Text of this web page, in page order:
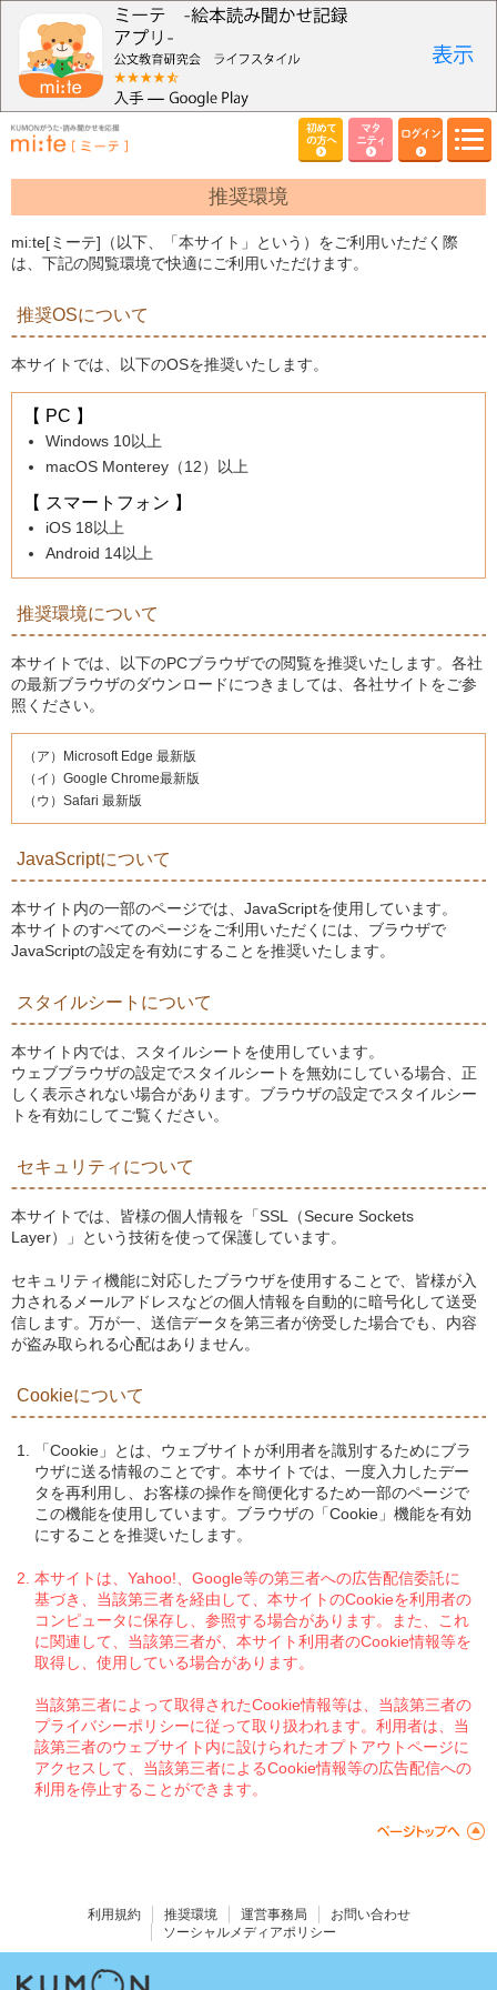
初めて
の方へ
マタ
ニティ
ログイン
推奨環境
mi:te[ミーテ]（以下、「本サイト」という）をご利用いただく際
は、下記の閲覧環境で快適にご利用いただけます。
推奨OSについて
本サイトでは、以下のOSを推奨いたします。
【 PC 】
Windows 10以上
macOS Monterey（12）以上
【 スマートフォン 】
iOS 18以上
Android 14以上
推奨環境について
本サイトでは、以下のPCブラウザでの閲覧を推奨いたします。各社
の最新ブラウザのダウンロードにつきましては、各社サイトをご参
照ください。
（ア）Microsoft Edge 最新版
（イ）Google Chrome最新版
（ウ）Safari 最新版
JavaScriptについて
本サイト内の一部のページでは、JavaScriptを使用しています。
本サイトのすべてのページをご利用いただくには、ブラウザで
JavaScriptの設定を有効にすることを推奨いたします。
スタイルシートについて
本サイト内では、スタイルシートを使用しています。
ウェブブラウザの設定でスタイルシートを無効にしている場合、正
しく表示されない場合があります。ブラウザの設定でスタイルシー
トを有効にしてご覧ください。
セキュリティについて
本サイトでは、皆様の個人情報を「SSL（Secure Sockets
Layer）」という技術を使って保護しています。
セキュリティ機能に対応したブラウザを使用することで、皆様が入
力されるメールアドレスなどの個人情報を自動的に暗号化して送受
信します。万が一、送信データを第三者が傍受した場合でも、内容
が盗み取られる心配はありません。
Cookieについて
「Cookie」とは、ウェブサイトが利用者を識別するためにブラ
ウザに送る情報のことです。本サイトでは、一度入力したデー
タを再利用し、お客様の操作を簡便化するため一部のページで
この機能を使用しています。ブラウザの「Cookie」機能を有効
にすることを推奨いたします。
本サイトは、Yahoo!、Google等の第三者への広告配信委託に
基づき、当該第三者を経由して、本サイトのCookieを利用者の
コンピュータに保存し、参照する場合があります。また、これ
に関連して、当該第三者が、本サイト利用者のCookie情報等を
取得し、使用している場合があります。
当該第三者によって取得されたCookie情報等は、当該第三者の
プライバシーポリシーに従って取り扱われます。利用者は、当
該第三者のウェブサイト内に設けられたオプトアウトページに
アクセスして、当該第三者によるCookie情報等の広告配信への
利用を停止することができます。
利用規約 推奨環境 運営事務局
お問い合わせ
ソーシャルメディアポリシー